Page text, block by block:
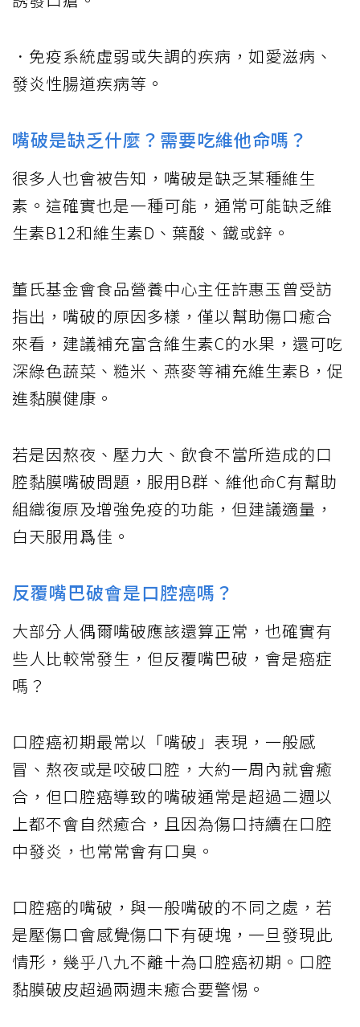
．免疫系統虛弱或失調的疾病，如愛滋病、
發炎性腸道疾病等。
嘴破是缺乏什麼？需要吃維他命嗎？
很多人也會被告知，嘴破是缺乏某種維生
素。這確實也是一種可能，通常可能缺乏維
生素B12和維生素D、葉酸、鐵或鋅。
董氏基金會食品營養中心主任許惠玉曾受訪
指出，嘴破的原因多樣，僅以幫助傷口癒合
來看，建議補充富含維生素C的水果，還可吃
深綠色蔬菜、糙米、燕麥等補充維生素B，促
進黏膜健康。
若是因熬夜、壓力大、飲食不當所造成的口
腔黏膜嘴破問題，服用B群、維他命C有幫助
組織復原及增強免疫的功能，但建議適量，
白天服用爲佳。
反覆嘴巴破會是口腔癌嗎？
大部分人偶爾嘴破應該還算正常，也確實有
些人比較常發生，但反覆嘴巴破，會是癌症
嗎？
口腔癌初期最常以「嘴破」表現，一般感
冒、熬夜或是咬破口腔，大約一周內就會癒
合，但口腔癌導致的嘴破通常是超過二週以
上都不會自然癒合，且因為傷口持續在口腔
中發炎，也常常會有口臭。
口腔癌的嘴破，與一般嘴破的不同之處，若
是壓傷口會感覺傷口下有硬塊，一旦發現此
情形，幾乎八九不離十為口腔癌初期。口腔
黏膜破皮超過兩週未癒合要警惕。